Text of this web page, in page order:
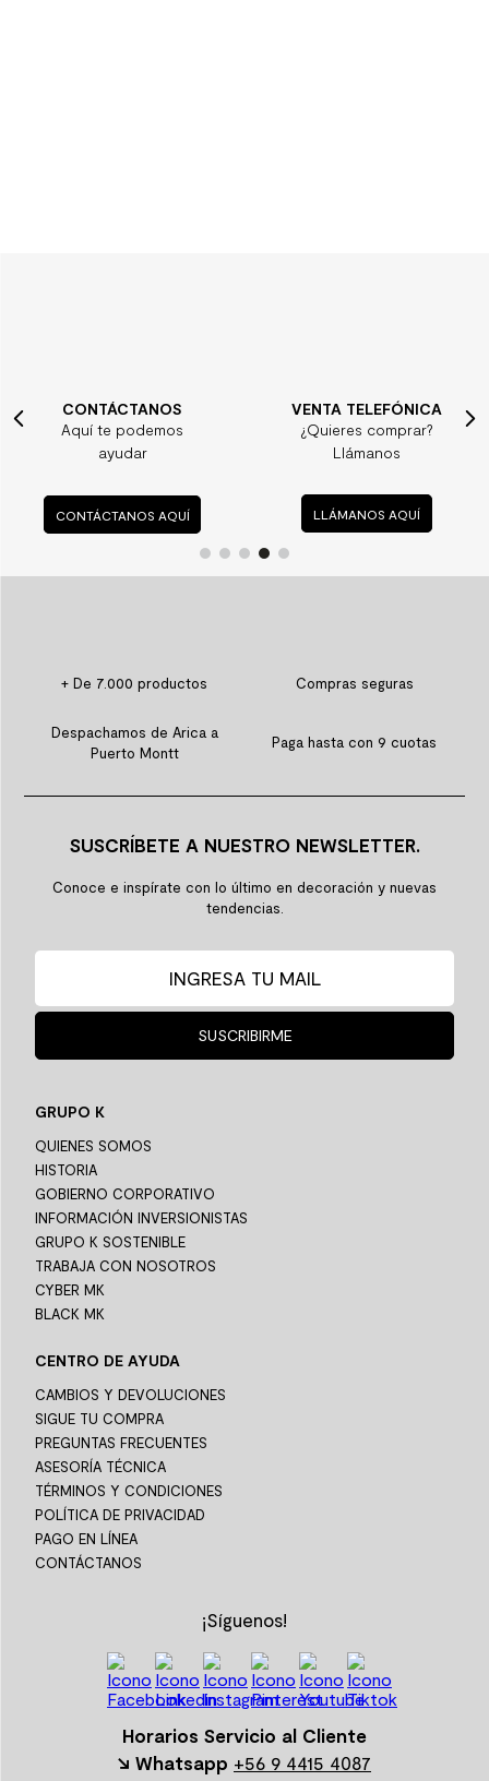
CONTÁCTANOS
Aquí te podemos
ayudar
CONTÁCTANOS AQUÍ
VENTA TELEFÓNICA
¿Quieres comprar?
Llámanos
LLÁMANOS AQUÍ
+ De 7.000 productos Compras seguras
Despachamos de Arica a
Puerto Montt
Paga hasta con 9 cuotas
SUSCRÍBETE A NUESTRO NEWSLETTER.
Conoce e inspírate con lo último en decoración y nuevas
tendencias.
SUSCRIBIRME
GRUPO K
QUIENES SOMOS
HISTORIA
GOBIERNO CORPORATIVO
INFORMACIÓN INVERSIONISTAS
GRUPO K SOSTENIBLE
TRABAJA CON NOSOTROS
CYBER MK
BLACK MK
CENTRO DE AYUDA
CAMBIOS Y DEVOLUCIONES
SIGUE TU COMPRA
PREGUNTAS FRECUENTES
ASESORÍA TÉCNICA
TÉRMINOS Y CONDICIONES
POLÍTICA DE PRIVACIDAD
PAGO EN LÍNEA
CONTÁCTANOS
¡Síguenos!
Horarios Servicio al Cliente
↘ Whatsapp +56 9 4415 4087